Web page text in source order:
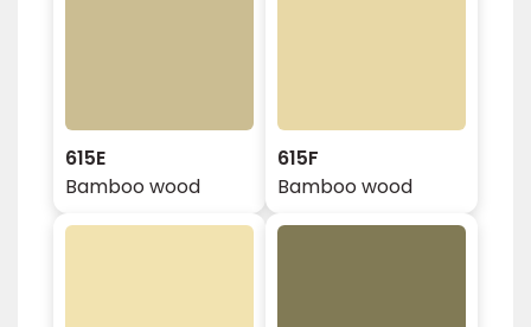
615E
Bamboo wood
615F
Bamboo wood